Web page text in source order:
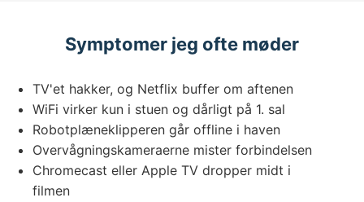
Symptomer jeg ofte møder
TV'et hakker, og Netflix buffer om aftenen
WiFi virker kun i stuen og dårligt på 1. sal
Robotplæneklipperen går offline i haven
Overvågningskameraerne mister forbindelsen
Chromecast eller Apple TV dropper midt i
filmen